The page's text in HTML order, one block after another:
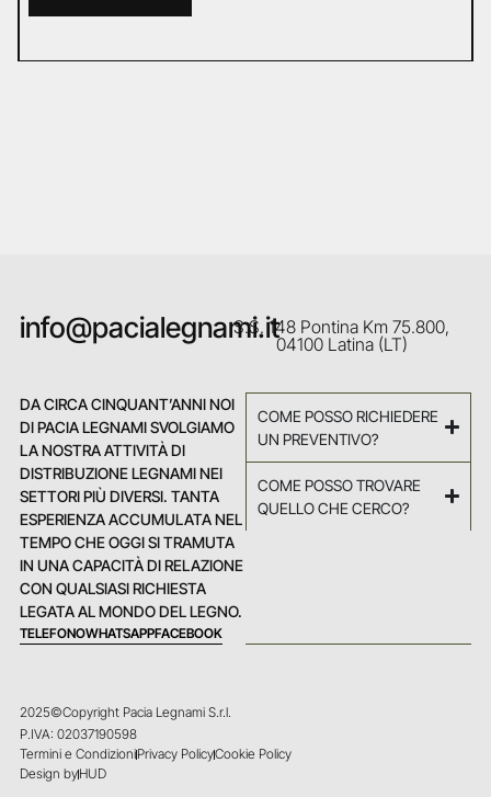
info@pacialegnami.itS.S. 148 Pontina Km 75.800,
04100 Latina (LT)
DA CIRCA CINQUANT’ANNI NOI
DI PACIA LEGNAMI SVOLGIAMO
LA NOSTRA ATTIVITÀ DI
DISTRIBUZIONE LEGNAMI NEI
SETTORI PIÙ DIVERSI. TANTA
ESPERIENZA ACCUMULATA NEL
TEMPO CHE OGGI SI TRAMUTA
IN UNA CAPACITÀ DI RELAZIONE
CON QUALSIASI RICHIESTA
LEGATA AL MONDO DEL LEGNO.
TELEFONOWHATSAPPFACEBOOK
COME POSSO RICHIEDERE
UN PREVENTIVO?
COME POSSO TROVARE
QUELLO CHE CERCO?
2025©Copyright Pacia Legnami S.r.l.
P.IVA: 02037190598
Termini e CondizioniPrivacy PolicyCookie Policy
Design byHUD